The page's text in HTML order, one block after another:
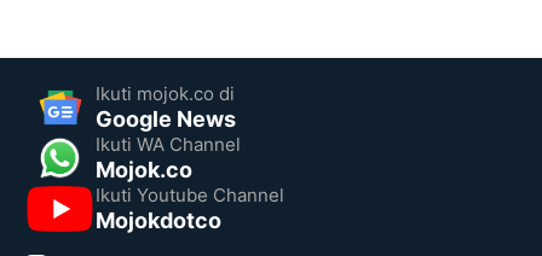
Ikuti mojok.co di
Google News
Ikuti WA Channel
Mojok.co
Ikuti Youtube Channel
Mojokdotco